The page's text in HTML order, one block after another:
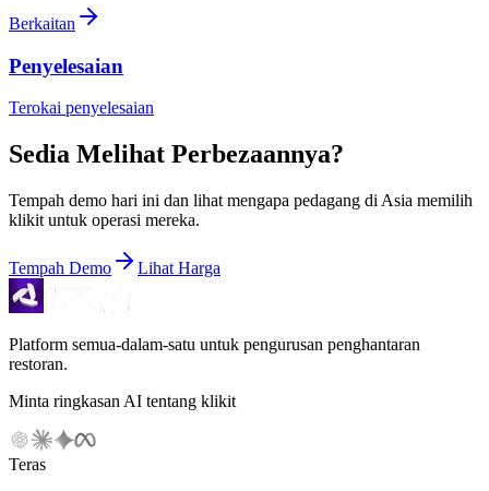
Berkaitan
Penyelesaian
Terokai penyelesaian
Sedia Melihat Perbezaannya?
Tempah demo hari ini dan lihat mengapa pedagang di Asia memilih
klikit untuk operasi mereka.
Tempah Demo Lihat Harga
Platform semua-dalam-satu untuk pengurusan penghantaran
restoran.
Minta ringkasan AI tentang klikit
Teras